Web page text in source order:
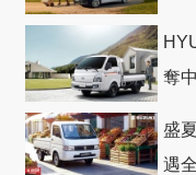
奪
盛
遇